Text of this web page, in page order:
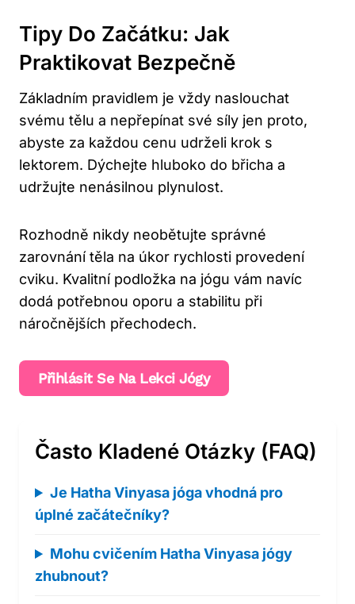
Tipy Do Začátku: Jak
Praktikovat Bezpečně
Základním pravidlem je vždy naslouchat
svému tělu a nepřepínat své síly jen proto,
abyste za každou cenu udrželi krok s
lektorem. Dýchejte hluboko do břicha a
udržujte nenásilnou plynulost.
Rozhodně nikdy neobětujte správné
zarovnání těla na úkor rychlosti provedení
cviku. Kvalitní podložka na jógu vám navíc
dodá potřebnou oporu a stabilitu při
náročnějších přechodech.
Přihlásit Se Na Lekci Jógy
Často Kladené Otázky (FAQ)
Je Hatha Vinyasa jóga vhodná pro
úplné začátečníky?
Mohu cvičením Hatha Vinyasa jógy
zhubnout?